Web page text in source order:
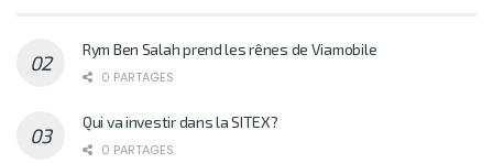
Rym Ben Salah prend les rênes de Viamobile
0 PARTAGES
Qui va investir dans la SITEX?
0 PARTAGES